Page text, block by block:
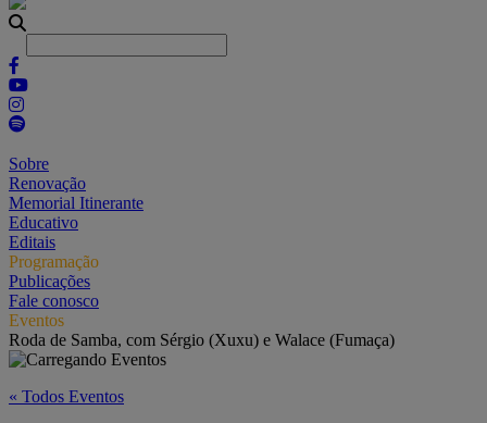
Sobre
Renovação
Memorial Itinerante
Educativo
Editais
Programação
Publicações
Fale conosco
Eventos
Roda de Samba, com Sérgio (Xuxu) e Walace (Fumaça)
« Todos Eventos